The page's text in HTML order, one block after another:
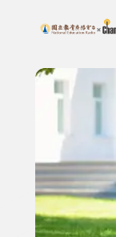
上方功能區
搜尋關鍵字：